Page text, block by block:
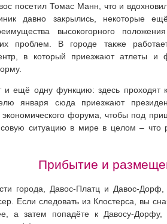
посетил Томас Манн, что и
давно закрылись, некоторые
высокогорного
проблем. В городе также
в который приезжают атлеты
и ещё одну функцию: здесь проходят
января сюда приезжают
форума, чтобы под
ситуацию в мире в целом – что
Прибытие и
города, Давос-Платц и Давос-Дорф,
Если следовать из Клостерса, вы
а затем попадёте к Давосу-